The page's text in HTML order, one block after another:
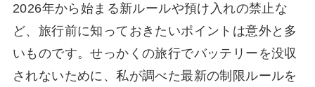
2026年から始まる新ルールや預け入れの禁止な
ど、旅行前に知っておきたいポイントは意外と多
いものです。せっかくの旅行でバッテリーを没収
されないために、私が調べた最新の制限ルールを